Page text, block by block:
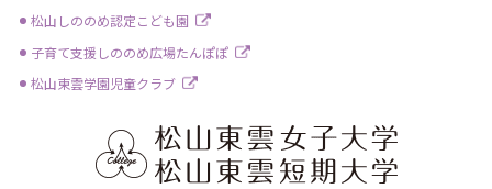
松山しののめ認定こども園
子育て支援しののめ広場たんぽぽ
松山東雲学園児童クラブ